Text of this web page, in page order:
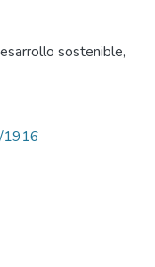
sostenible,
1916